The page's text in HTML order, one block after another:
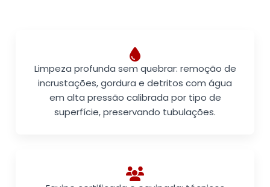
Limpeza profunda sem quebrar: remoção de
incrustações, gordura e detritos com água
em alta pressão calibrada por tipo de
superfície, preservando tubulações.